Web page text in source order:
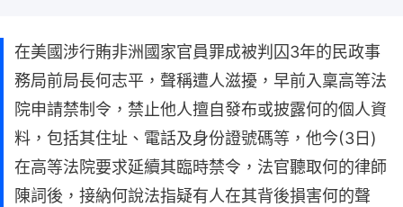
在美國涉行賄非洲國家官員罪成被判囚3年的民政事
務局前局長何志平，聲稱遭人滋擾，早前入稟高等法
院申請禁制令，禁止他人擅自發布或披露何的個人資
料，包括其住址、電話及身份證號碼等，他今(3日)
在高等法院要求延續其臨時禁令，法官聽取何的律師
陳詞後，接納何說法指疑有人在其背後損害何的聲